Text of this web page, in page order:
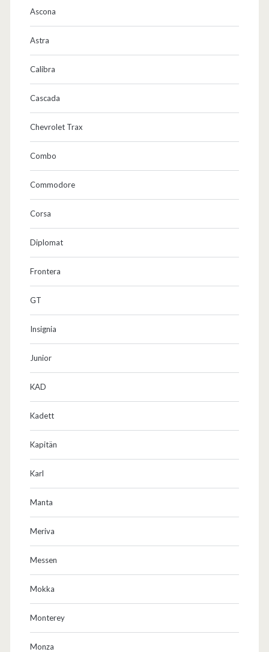
Ascona
Astra
Calibra
Cascada
Chevrolet Trax
Combo
Commodore
Corsa
Diplomat
Frontera
GT
Insignia
Junior
KAD
Kadett
Kapitän
Karl
Manta
Meriva
Messen
Mokka
Monterey
Monza